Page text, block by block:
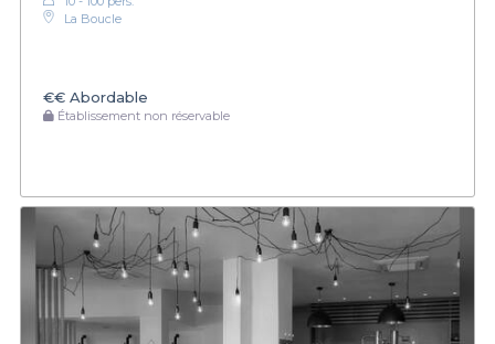
La Boucle
€€ Abordable
Établissement non réservable